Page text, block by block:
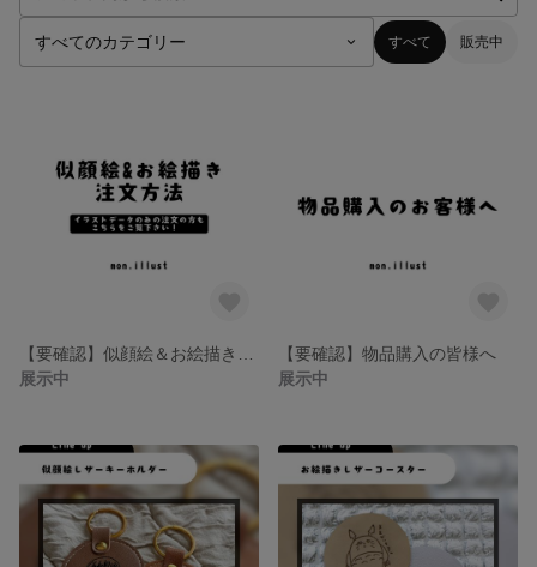
すべて 販売中
展示中
【要確認】物品購入の皆様へ
展示中